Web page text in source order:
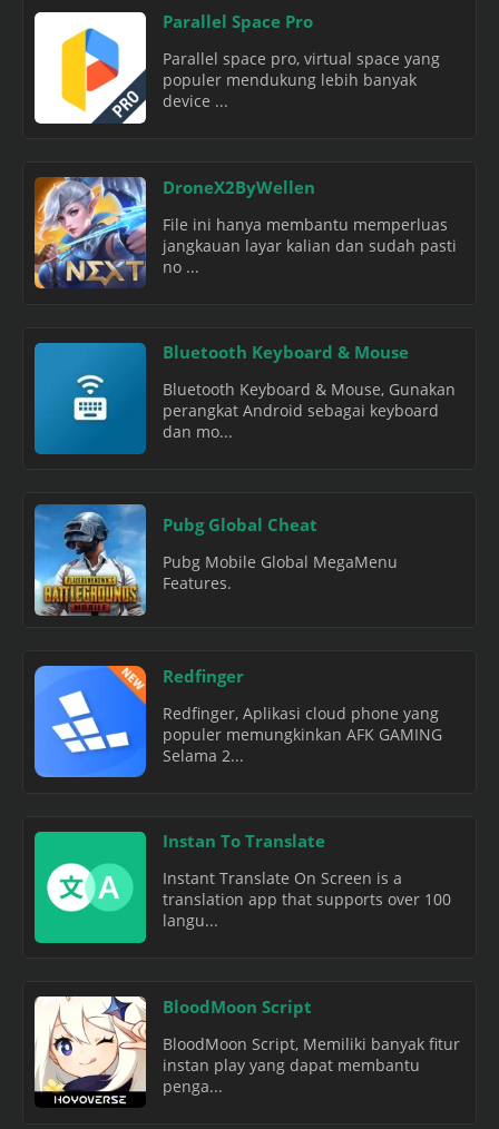
Parallel Space Pro
Parallel space pro, virtual space yang
populer mendukung lebih banyak
device ...
DroneX2ByWellen
File ini hanya membantu memperluas
jangkauan layar kalian dan sudah pasti
no ...
Bluetooth Keyboard & Mouse
Bluetooth Keyboard & Mouse, Gunakan
perangkat Android sebagai keyboard
dan mo...
Pubg Global Cheat
Pubg Mobile Global MegaMenu
Features.
Redfinger
Redfinger, Aplikasi cloud phone yang
populer memungkinkan AFK GAMING
Selama 2...
Instan To Translate
Instant Translate On Screen is a
translation app that supports over 100
langu...
BloodMoon Script
BloodMoon Script, Memiliki banyak fitur
instan play yang dapat membantu
penga...